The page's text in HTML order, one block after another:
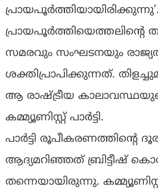
പ്രായപൂർത്തിയെത്തലിന്റെ
സമരവും സംഘടനയും
ശക്തിപ്രാപിക്കുന്നത്.
ആ രാഷ്ട്രീയ
കമ്മ്യൂണിസ്റ്റ് പാർട്ടി.
പാർട്ടി രൂപീകരണത്തിന്റെ
ആദ്യമറിഞ്ഞത് ബ്രിട്ടീഷ്
തന്നെയായിരുന്നു.